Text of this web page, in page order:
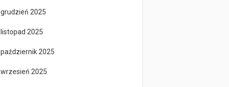
grudzień 2025
listopad 2025
październik 2025
wrzesień 2025